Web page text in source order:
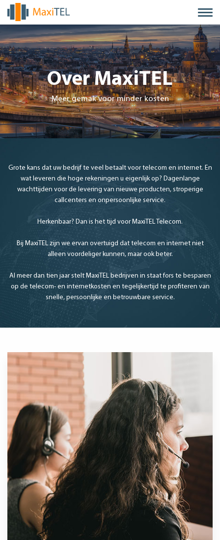
Over MaxiTEL
Meer gemak voor minder kosten
Grote kans dat uw bedrijf te veel betaalt voor telecom en internet. En
wat leveren die hoge rekeningen u eigenlijk op? Dagenlange
wachttijden voor de levering van nieuwe producten, stroperige
callcenters en onpersoonlijke service.
Herkenbaar? Dan is het tijd voor MaxiTEL Telecom.
Bij MaxiTEL zijn we ervan overtuigd dat telecom en internet niet
alleen voordeliger kunnen, maar ook beter.
Al meer dan tien jaar stelt MaxiTEL bedrijven in staat fors te besparen
op de telecom- en internetkosten en tegelijkertijd te profiteren van
snelle, persoonlijke en betrouwbare service.